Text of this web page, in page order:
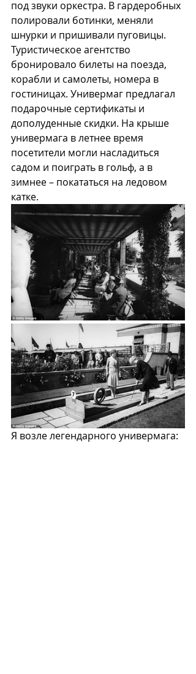
под звуки оркестра. В гардеробных
полировали ботинки, меняли
шнурки и пришивали пуговицы.
Туристическое агентство
бронировало билеты на поезда,
корабли и самолеты, номера в
гостиницах. Универмаг предлагал
подарочные сертификаты и
дополуденные скидки. На крыше
универмага в летнее время
посетители могли насладиться
садом и поиграть в гольф, а в
зимнее – покататься на ледовом
катке.
Я возле легендарного универмага: